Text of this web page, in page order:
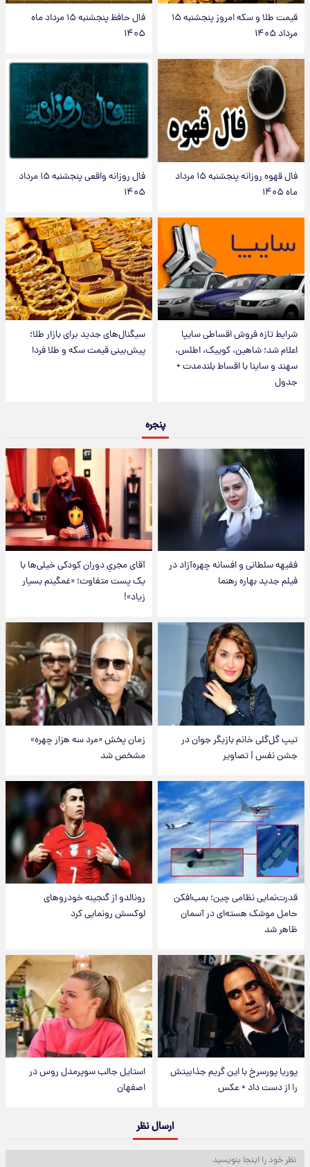
قیمت طلا و سکه امروز پنجشنبه ۱۵
مرداد ۱۴۰۵
فال حافظ پنجشنبه ۱۵ مرداد ماه
۱۴۰۵
فال قهوه روزانه پنجشنبه ۱۵ مرداد
ماه ۱۴۰۵
فال روزانه واقعی پنجشنبه ۱۵ مرداد
۱۴۰۵
شرایط تازه فروش اقساطی سایپا
اعلام شد؛ شاهین، کوییک، اطلس،
سهند و ساینا با اقساط بلندمدت +
جدول
سیگنال‌های جدید برای بازار طلا؛
پیش‌بینی قیمت سکه و طلا فردا
پنجره
فقیهه سلطانی و افسانه چهره‌آزاد در
فیلم جدید بهاره رهنما
آقای مجریِ دوران کودکی خیلی‌ها با
یک پست متفاوت؛ «غمگینم بسیار
زیاد»!
تیپ گل‌گلی خانم بازیگر جوان در
جشن نفس | تصاویر
زمان پخش «مرد سه هزار چهره»
مشخص شد
قدرت‌نمایی نظامی چین؛ بمب‌افکن
حامل موشک هسته‌ای در آسمان
ظاهر شد
رونالدو از گنجینه خودروهای
لوکسش رونمایی کرد
پوریا پورسرخ با این گریم جذابیتش
را از دست داد + عکس
استایل جالب سوپرمدل روس در
اصفهان
ارسال نظر